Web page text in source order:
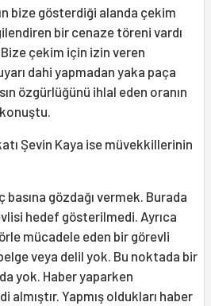
bize gösterdiği alanda çekim
bir cenaze töreni vardı
çekim için izin veren
dahi yapmadan yaka paça
özgürlüğünü ihlal eden oranın
konuştu.
Şevin Kaya ise müvekkillerinin
basına gözdağı vermek. Burada
hedef gösterilmedi. Ayrıca
mücadele eden bir görevli
veya delil yok. Bu noktada bir
yok. Haber yaparken
Yapmış oldukları haber